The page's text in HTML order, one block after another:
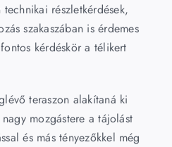
részletkérdések,
szakaszában is érdemes
kérdéskör a télikert
teraszon alakítaná ki
mozgástere a tájolást
és más tényezőkkel még